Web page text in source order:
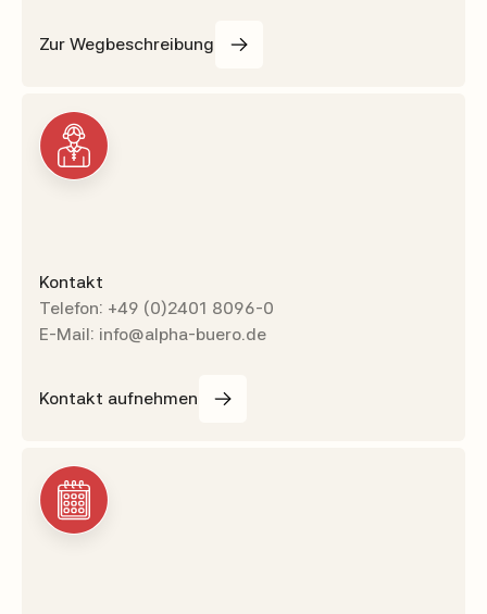
Zur Wegbeschreibung
Kontakt
Telefon: +49 (0)2401 8096-0
E-Mail: info@alpha-buero.de
Kontakt aufnehmen